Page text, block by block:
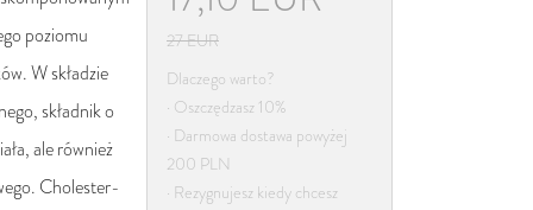
Włochy
Łotwa
Litwa
Luksemburg
poziomu
W składzie
składnik o
ale również
Cholester-
27EUR
Dlaczego warto?
· Oszczędzasz 10%
· Darmowa dostawa powyżej
200 PLN
· Rezygnujesz kiedy chcesz